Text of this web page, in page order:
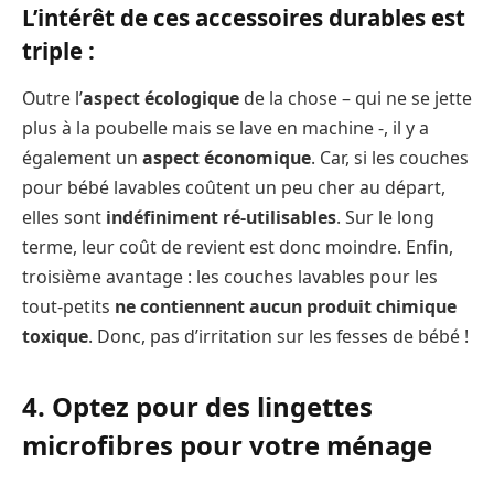
L’intérêt de ces accessoires durables est
triple :
Outre l’aspect écologique de la chose – qui ne se jette
plus à la poubelle mais se lave en machine -, il y a
également un aspect économique. Car, si les couches
pour bébé lavables coûtent un peu cher au départ,
elles sont indéfiniment ré-utilisables. Sur le long
terme, leur coût de revient est donc moindre. Enfin,
troisième avantage : les couches lavables pour les
tout-petits ne contiennent aucun produit chimique
toxique. Donc, pas d’irritation sur les fesses de bébé !
4. Optez pour des lingettes
microfibres pour votre ménage